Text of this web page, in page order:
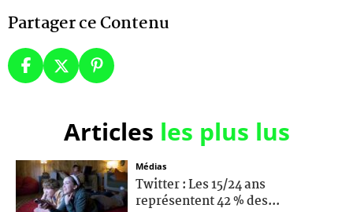
Partager ce Contenu
Articles les plus lus
Médias
Twitter : Les 15/24 ans
représentent 42 % des...